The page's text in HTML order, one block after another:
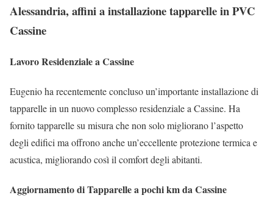
Alessandria, affini a installazione tapparelle in PVC
Cassine
Lavoro Residenziale a Cassine
Eugenio ha recentemente concluso un’importante installazione di
tapparelle in un nuovo complesso residenziale a Cassine. Ha
fornito tapparelle su misura che non solo migliorano l’aspetto
degli edifici ma offrono anche un’eccellente protezione termica e
acustica, migliorando così il comfort degli abitanti.
Aggiornamento di Tapparelle a pochi km da Cassine